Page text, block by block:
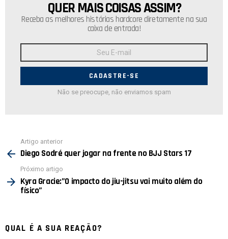
NEWSLETTER
QUER MAIS COISAS ASSIM?
Receba as melhores histórias hardcore diretamente na sua
caixa de entrada!
E-
Não se preocupe, não enviamos spam
mais
Artigo anterior
Diego Sodré quer jogar na frente no BJJ Stars 17
Próximo artigo
Kyra Gracie:”O impacto do jiu-jitsu vai muito além do
físico”
QUAL É A SUA REAÇÃO?